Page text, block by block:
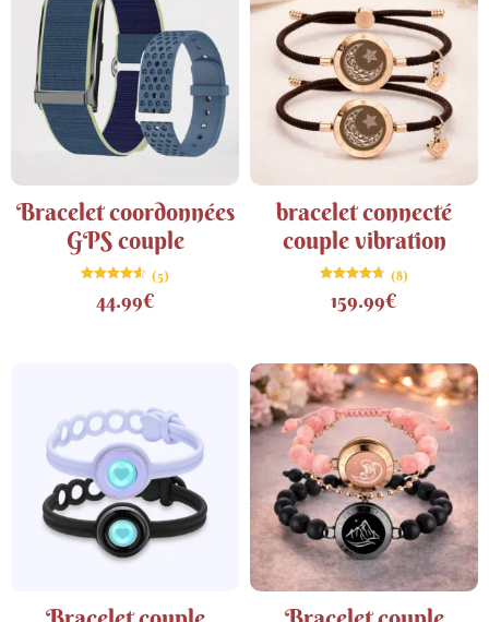
Bracelet coordonnées
GPS couple
4.60
sur 5
(5)
44.99€
bracelet connecté
couple vibration
4.75
sur 5
(8)
159.99€